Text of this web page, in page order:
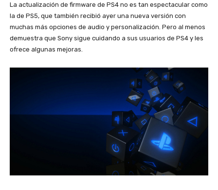
La actualización de firmware de PS4 no es tan espectacular como
la de PS5, que también recibió ayer una nueva versión con
muchas más opciones de audio y personalización. Pero al menos
demuestra que Sony sigue cuidando a sus usuarios de PS4 y les
ofrece algunas mejoras.